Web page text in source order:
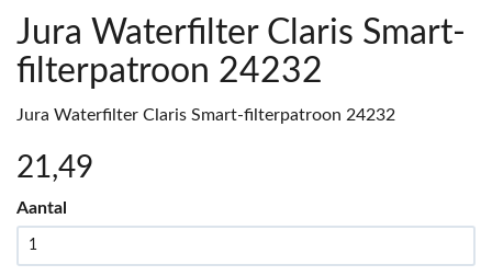
Jura Waterfilter Claris Smart-
filterpatroon 24232
Jura Waterfilter Claris Smart-filterpatroon 24232
21 ,49
Aantal